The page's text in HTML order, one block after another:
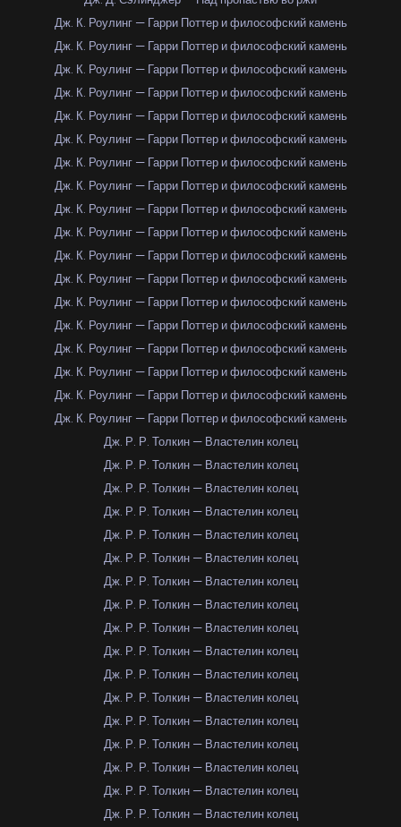
Дж. К. Роулинг — Гарри Поттер и философский камень
Дж. К. Роулинг — Гарри Поттер и философский камень
Дж. К. Роулинг — Гарри Поттер и философский камень
Дж. К. Роулинг — Гарри Поттер и философский камень
Дж. К. Роулинг — Гарри Поттер и философский камень
Дж. К. Роулинг — Гарри Поттер и философский камень
Дж. К. Роулинг — Гарри Поттер и философский камень
Дж. К. Роулинг — Гарри Поттер и философский камень
Дж. К. Роулинг — Гарри Поттер и философский камень
Дж. К. Роулинг — Гарри Поттер и философский камень
Дж. К. Роулинг — Гарри Поттер и философский камень
Дж. К. Роулинг — Гарри Поттер и философский камень
Дж. К. Роулинг — Гарри Поттер и философский камень
Дж. К. Роулинг — Гарри Поттер и философский камень
Дж. К. Роулинг — Гарри Поттер и философский камень
Дж. К. Роулинг — Гарри Поттер и философский камень
Дж. К. Роулинг — Гарри Поттер и философский камень
Дж. К. Роулинг — Гарри Поттер и философский камень
Дж. Р. Р. Толкин — Властелин колец
Дж. Р. Р. Толкин — Властелин колец
Дж. Р. Р. Толкин — Властелин колец
Дж. Р. Р. Толкин — Властелин колец
Дж. Р. Р. Толкин — Властелин колец
Дж. Р. Р. Толкин — Властелин колец
Дж. Р. Р. Толкин — Властелин колец
Дж. Р. Р. Толкин — Властелин колец
Дж. Р. Р. Толкин — Властелин колец
Дж. Р. Р. Толкин — Властелин колец
Дж. Р. Р. Толкин — Властелин колец
Дж. Р. Р. Толкин — Властелин колец
Дж. Р. Р. Толкин — Властелин колец
Дж. Р. Р. Толкин — Властелин колец
Дж. Р. Р. Толкин — Властелин колец
Дж. Р. Р. Толкин — Властелин колец
Дж. Р. Р. Толкин — Властелин колец